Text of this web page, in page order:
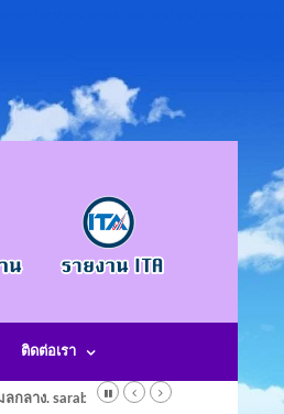
ติดต่อเรา
าง. saraban@laotangkham.go.th